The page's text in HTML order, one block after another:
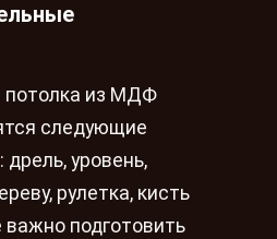
из МДФ
следующие
уровень,
рулетка, кисть
важно подготовить